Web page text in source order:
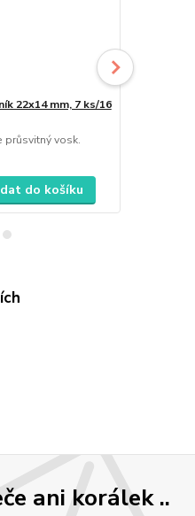
22x14 mm, 7 ks/16
průsvitný vosk.
do košíku
ani korálek ..